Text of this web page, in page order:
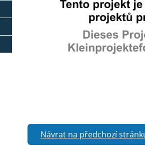
Návrat na předchozí